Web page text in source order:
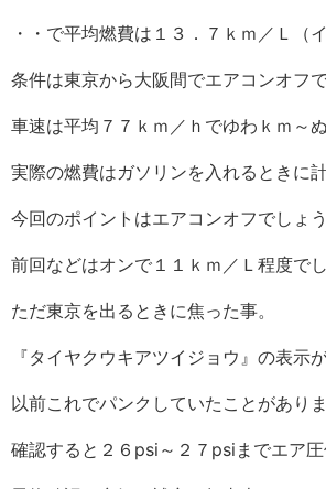
・・で平均燃費は１３．７ｋｍ／Ｌ（
条件は東京から大阪間でエアコンオフ
車速は平均７７ｋｍ／ｈでゆわｋｍ～
実際の燃費はガソリンを入れるときに
今回のポイントはエアコンオフでしょう
前回などはオンで１１ｋｍ／Ｌ程度でし
ただ東京を出るときに焦った事。
『タイヤクウキアツイジョウ』の表示
以前これでパンクしていたことがありま
確認すると２６psi～２７psiまでエア